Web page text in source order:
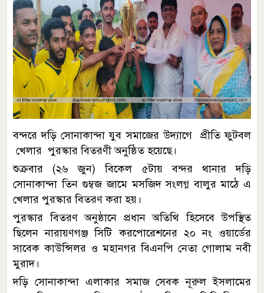
বন্দরে দড়ি সোনাকান্দা যুব সমাজের উদ্যাগে প্রীতি ফুটবল
খেলার পুরস্কার বিতরণী অনুষ্ঠিত হয়েছে।
শুক্রবার (২৬ জুন) বিকেল ৫টায় বন্দর থানার দড়ি
সোনাকান্দা তিন গুম্বজ জামে মসজিদ সংলগ্ন বালুর মাঠে এ
খেলার পুরস্কার বিতরণ করা হয়।
পুরস্কার বিতরণ অনুষ্ঠানে প্রধান অতিথি হিসেবে উপস্থিত
ছিলেন নারায়ণগঞ্জ সিটি করপোরেশনের ২০ নং ওয়ার্ডের
সাবেক কাউন্সিলর ও মহানগর বিএনপি নেতা গোলাম নবী
মুরাদ।
দড়ি সোনাকান্দা এলাকার সমাজ সেবক নূরুল ইসলামের